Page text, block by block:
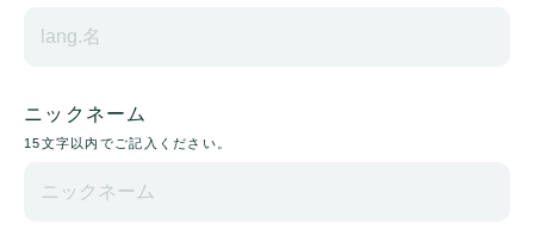
ニックネーム
15文字以内でご記入ください。